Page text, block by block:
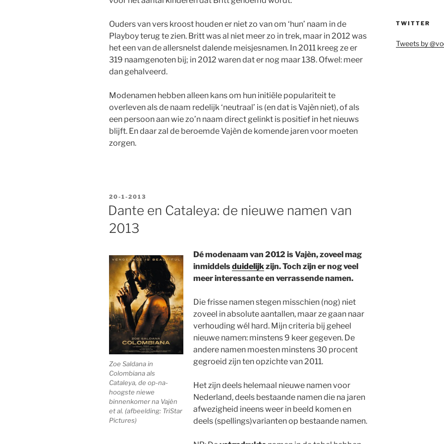
Ouders van vers kroost houden er niet zo van om ‘hun’ naam in de
Playboy terug te zien. Britt was al niet meer zo in trek, maar in 2012 was
het een van de allersnelst dalende meisjesnamen. In 2011 kreeg ze er
319 naamgenoten bij; in 2012 waren dat er nog maar 138. Ofwel: meer
dan gehalveerd.
Modenamen hebben alleen kans om hun initiële populariteit te
overleven als de naam redelijk ‘neutraal’ is (en dat is Vajèn niet), of als
een persoon aan wie zo’n naam direct gelinkt is positief in het nieuws
blijft. En daar zal de beroemde Vajèn de komende jaren voor moeten
zorgen.
GEPLAATST
OP
20-1-2013
Dante en Cataleya: de nieuwe namen van
2013
Zoe Saldana in
Colombiana als
Cataleya, de op-na-
hoogste niewe
binnenkomer na Vajèn
et al. (afbeelding: TriStar
Pictures)
Dé modenaam van 2012 is Vajèn, zoveel mag
inmiddelsduidelijkzijn. Toch zijn er nog veel
meer interessante en verrassende namen.
Die frisse namen stegen misschien (nog) niet
zoveel in absolute aantallen, maar ze gaan naar
verhouding wél hard. Mijn criteria bij geheel
nieuwe namen: minstens 9 keer gegeven. De
andere namen moesten minstens 30 procent
gegroeid zijn ten opzichte van 2011.
Het zijn deels helemaal nieuwe namen voor
Nederland, deels bestaande namen die na jaren
afwezigheid ineens weer in beeld komen en
deels (spellings)varianten op bestaande namen.
TWITTER
Tweets by